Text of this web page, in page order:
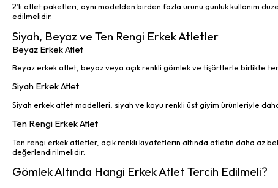
2’li atlet paketleri, aynı modelden birden fazla ürünü günlük kullanım
edilmelidir.
Siyah, Beyaz ve Ten Rengi Erkek Atletler
Beyaz Erkek Atlet
Beyaz erkek atlet, beyaz veya açık renkli gömlek ve tişörtlerle birlikte
Siyah Erkek Atlet
Siyah erkek atlet modelleri, siyah ve koyu renkli üst giyim ürünleriyle
Ten Rengi Erkek Atlet
Ten rengi erkek atletler, açık renkli kıyafetlerin altında atletin daha az
değerlendirilmelidir.
Gömlek Altında Hangi Erkek Atlet Tercih Edilmeli?